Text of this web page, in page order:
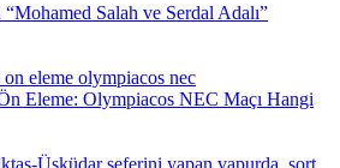
Salah ve Serdal Adalı”
Eleme: Olympiacos NEC Maçı Hangi